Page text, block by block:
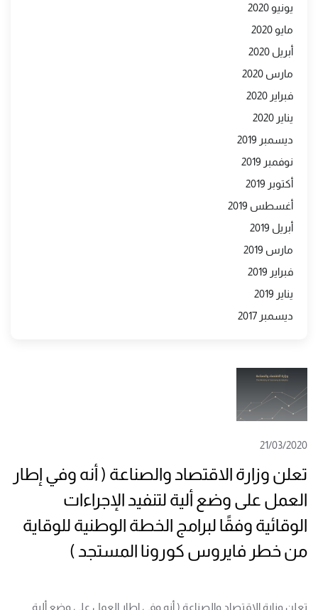
يونيو 2020
مايو 2020
أبريل 2020
مارس 2020
فبراير 2020
يناير 2020
ديسمبر 2019
نوفمبر 2019
أكتوبر 2019
أغسطس 2019
أبريل 2019
مارس 2019
فبراير 2019
يناير 2019
ديسمبر 2017
21/03/2020
تعلن وزارة الاقتصاد والصناعة ( أنه وفي إطار
العمل على وضع ألية لتنفيد الإجراءات
الوقائية وفقًا لبرامج الخطة الوطنية للوقاية
من خطر فايروس كورونا المستجد )
تعلن وزارة الاقتصاد والصناعة ( أنه وفي إطار العمل على وضع ألية